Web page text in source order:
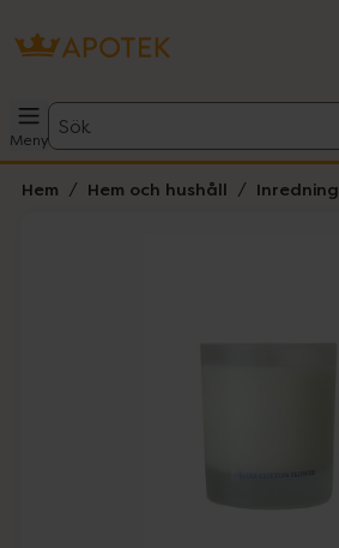
Meny
Sök
Hem Hem och hushåll Inredning